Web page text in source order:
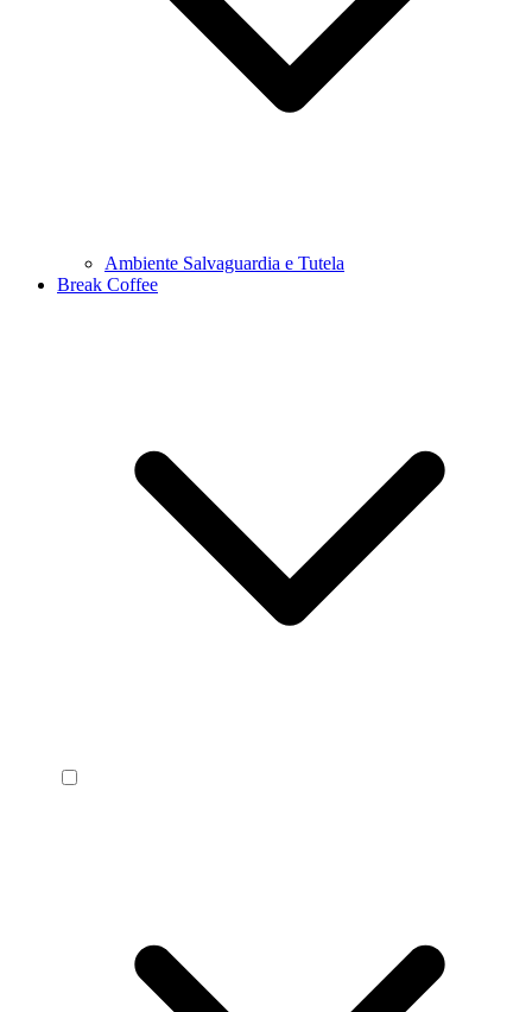
Ambiente Salvaguardia e Tutela
Break Coffee